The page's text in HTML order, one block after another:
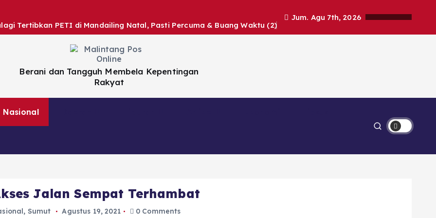
Tertibkan PETI di Mandailing Natal, Pasti Percuma & Buang Waktu (2)
Jum. Agu 7th, 2026
Berani dan Tangguh Membela Kepentingan
Rakyat
Nasional
Jalan Sempat Terhambat
, Sumut Agustus 19, 2021 0 Comments